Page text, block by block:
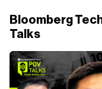
Bloomberg
Talks